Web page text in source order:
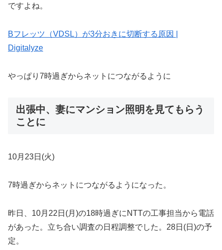
ですよね。
Bフレッツ（VDSL）が3分おきに切断する原因 |
Digitalyze
やっぱり7時過ぎからネットにつながるように
出張中、妻にマンション照明を見てもらう
ことに
10月23日(火)
7時過ぎからネットにつながるようになった。
昨日、10月22日(月)の18時過ぎにNTTの工事担当から電話
があった。立ち合い調査の日程調整でした。28日(日)の予
定。